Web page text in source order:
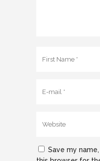
Save my